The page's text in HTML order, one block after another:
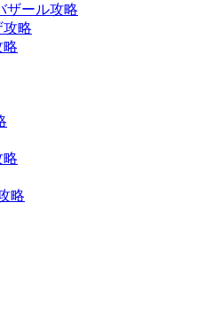
ザール攻略
攻略
略
略
略